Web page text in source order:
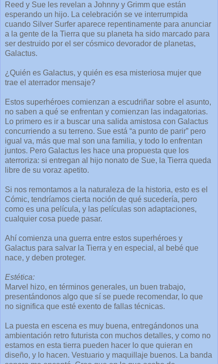
Reed y Sue les revelan a Johnny y Grimm que están
esperando un hijo. La celebración se ve interrumpida
cuando Silver Surfer aparece repentinamente para anunciar
a la gente de la Tierra que su planeta ha sido marcado para
ser destruido por el ser cósmico devorador de planetas,
Galactus.
¿Quién es Galactus, y quién es esa misteriosa mujer que
trae el aterrador mensaje?
Estos superhéroes comienzan a escudriñar sobre el asunto,
no saben a qué se enfrentan y comienzan las indagatorias.
Lo primero es ir a buscar una salida amistosa con Galactus
concurriendo a su terreno. Sue está “a punto de parir” pero
igual va, más que mal son una familia, y todo lo enfrentan
juntos. Pero Galactus les hace una propuesta que los
aterroriza: si entregan al hijo nonato de Sue, la Tierra queda
libre de su voraz apetito.
Si nos remontamos a la naturaleza de la historia, esto es el
Cómic, tendríamos cierta noción de qué sucedería, pero
como es una película, y las películas son adaptaciones,
cualquier cosa puede pasar.
Ahí comienza una guerra entre estos superhéroes y
Galactus para salvar la Tierra y en especial, al bebé que
nace, y deben proteger.
Estética:
Marvel hizo, en términos generales, un buen trabajo,
presentándonos algo que sí se puede recomendar, lo que
no significa que esté exento de fallas técnicas.
La puesta en escena es muy buena, entregándonos una
ambientación retro futurista con muchos detalles, y como no
estamos en esta tierra pueden hacer lo que quieran en
diseño, y lo hacen. Vestuario y maquillaje buenos. La banda